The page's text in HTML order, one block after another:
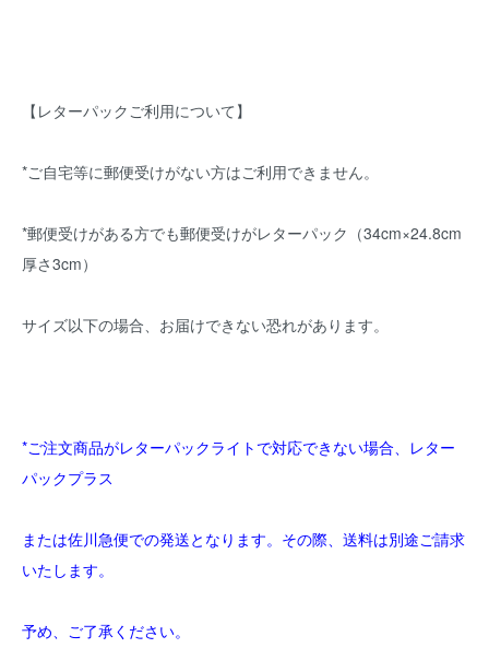
【レターパックご利用について】
*ご自宅等に郵便受けがない方はご利用できません。
*郵便受けがある方でも郵便受けがレターパック（34cm×24.8cm
厚さ3cm）
サイズ以下の場合、お届けできない恐れがあります。
*ご注文商品がレターパックライトで対応できない場合、レター
パックプラス
または佐川急便での発送となります。その際、送料は別途ご請求
いたします。
予め、ご了承ください。